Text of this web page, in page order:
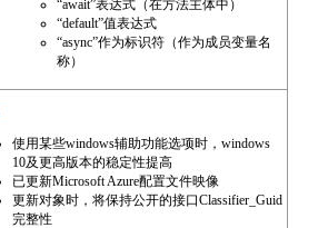
“await”表达式（在方法主体中）
“default”值表达式
“async”作为标识符（作为成员变量名
称）
使用某些windows辅助功能选项时，windows
10及更高版本的稳定性提高
已更新Microsoft Azure配置文件映像
更新对象时，将保持公开的接口Classifier_Guid
完整性